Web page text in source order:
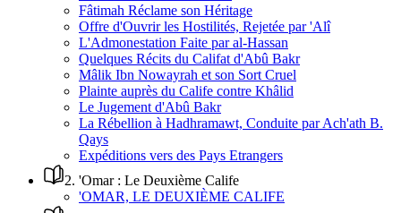
Fâtimah Réclame son Héritage
Offre d'Ouvrir les Hostilités, Rejetée par 'Alî
L'Admonestation Faite par al-Hassan
Quelques Récits du Califat d'Abû Bakr
Mâlik Ibn Nowayrah et son Sort Cruel
Plainte auprès du Calife contre Khâlid
Le Jugement d'Abû Bakr
La Rébellion à Hadhramawt, Conduite par Ach'ath B.
Qays
Expéditions vers des Pays Etrangers
2. 'Omar : Le Deuxième Calife
'OMAR, LE DEUXIÈME CALIFE